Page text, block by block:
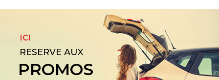
ICI
RESERVE AUX
PROMOS